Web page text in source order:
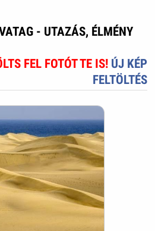
- UTAZÁS, ÉLMÉNY
FEL FOTÓT TE IS! ÚJ KÉP
FELTÖLTÉS